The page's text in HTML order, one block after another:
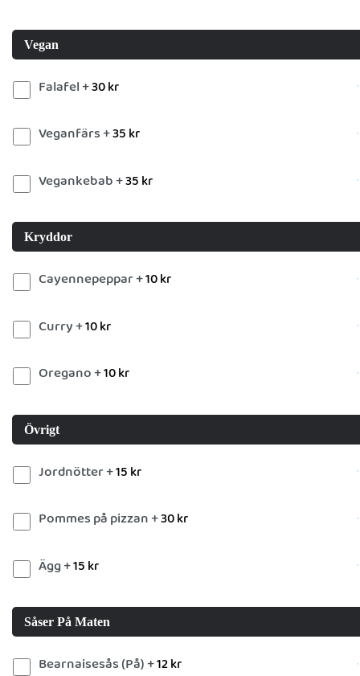
Vegan
Falafel +30kr
Veganfärs +35 kr
Vegankebab +35 kr
Kryddor
Cayennepeppar +10kr
Curry +10kr
Oregano +10kr
Övrigt
Jordnötter +15 kr
Pommes på pizzan +30kr
Ägg +15 kr
Såser På Maten
Bearnaisesås (På) +12kr